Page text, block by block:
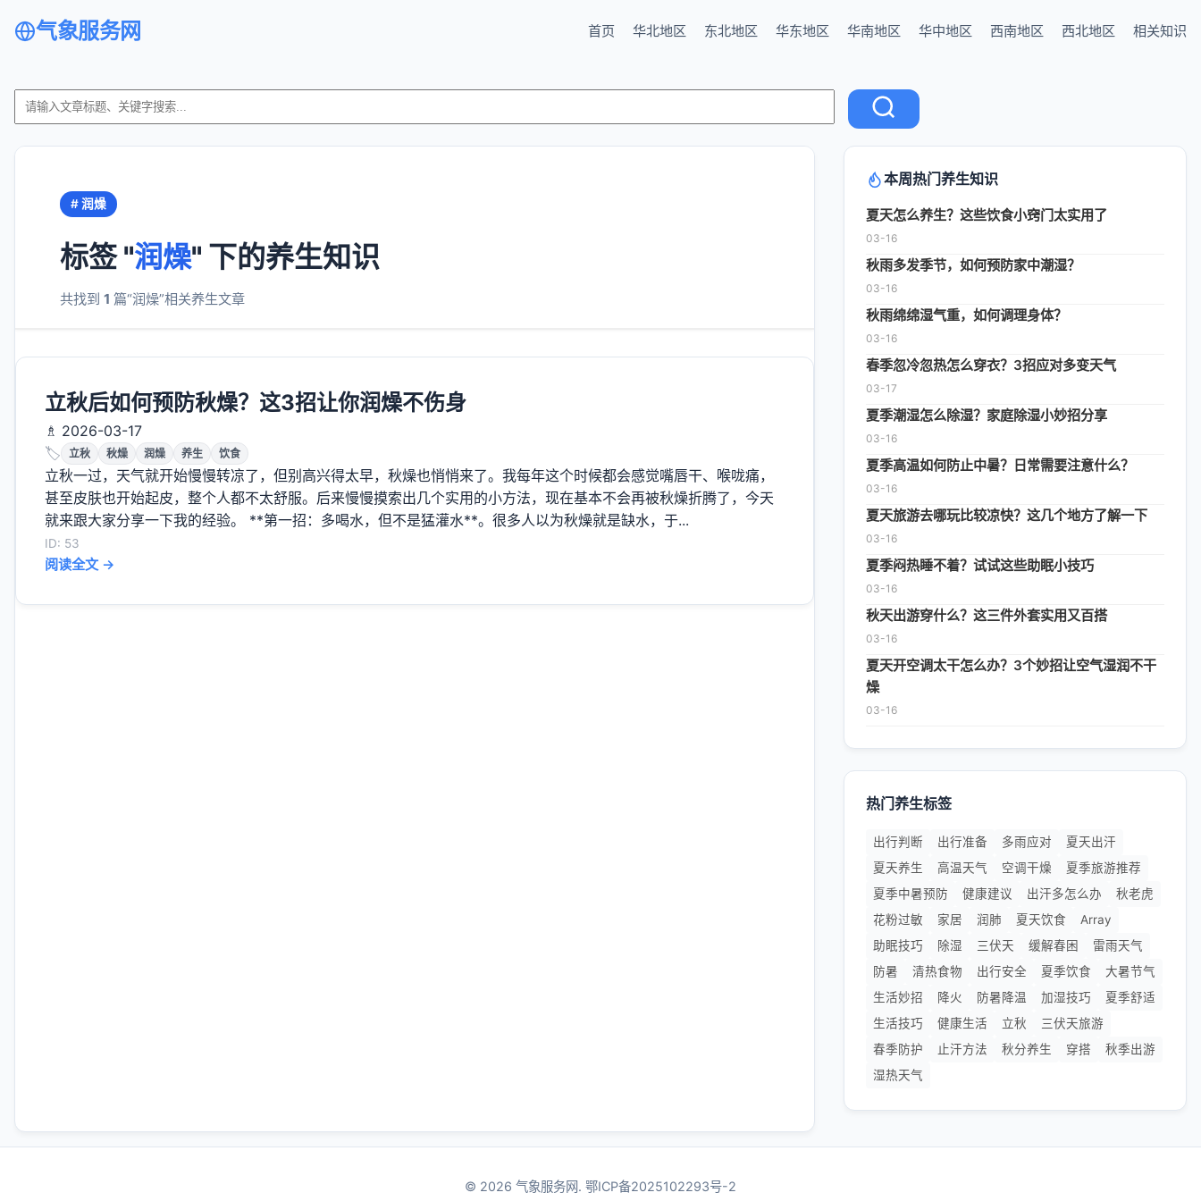
气象服务网 首页 华北地区 东北地区 华东地区 华南地区 华中地区 西南地区 西北地区 相关知识
# 润燥
标签 "润燥" 下的养生知识
共找到 1 篇“润燥”相关养生文章
立秋后如何预防秋燥？这3招让你润燥不伤身
♗ 2026-03-17
🏷️
立秋 秋燥 润燥 养生 饮食
立秋一过，天气就开始慢慢转凉了，但别高兴得太早，秋燥也悄悄来了。我每年这个时候都会感觉嘴唇干、喉咙痛，
甚至皮肤也开始起皮，整个人都不太舒服。后来慢慢摸索出几个实用的小方法，现在基本不会再被秋燥折腾了，今天
就来跟大家分享一下我的经验。 **第一招：多喝水，但不是猛灌水**。很多人以为秋燥就是缺水，于...
ID: 53
阅读全文 →
本周热门养生知识
夏天怎么养生？这些饮食小窍门太实用了
03-16
秋雨多发季节，如何预防家中潮湿？
03-16
秋雨绵绵湿气重，如何调理身体？
03-16
春季忽冷忽热怎么穿衣？3招应对多变天气
03-17
夏季潮湿怎么除湿？家庭除湿小妙招分享
03-16
夏季高温如何防止中暑？日常需要注意什么？
03-16
夏天旅游去哪玩比较凉快？这几个地方了解一下
03-16
夏季闷热睡不着？试试这些助眠小技巧
03-16
秋天出游穿什么？这三件外套实用又百搭
03-16
夏天开空调太干怎么办？3个妙招让空气湿润不干
燥
03-16
热门养生标签
出行判断 出行准备 多雨应对
夏天出汗
夏天养生
高温天气 空调干燥
夏季旅游推荐
夏季中暑预防
健康建议 出汗多怎么办
秋老虎
花粉过敏
家居 润肺 夏天饮食
Array
助眠技巧
除湿 三伏天 缓解春困
雷雨天气
防暑
清热食物 出行安全 夏季饮食
大暑节气
生活妙招
降火 防暑降温 加湿技巧
夏季舒适
生活技巧
健康生活 立秋
三伏天旅游
春季防护
止汗方法 秋分养生 穿搭
秋季出游
湿热天气
© 2026 气象服务网. 鄂ICP备2025102293号-2